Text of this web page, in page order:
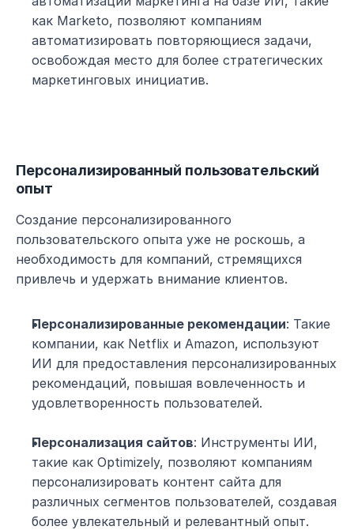
как Marketo, позволяют компаниям
автоматизировать повторяющиеся задачи,
освобождая место для более стратегических
маркетинговых инициатив.
Персонализированный пользовательский
опыт
Создание персонализированного
пользовательского опыта уже не роскошь, а
необходимость для компаний, стремящихся
привлечь и удержать внимание клиентов.
Персонализированные рекомендации: Такие
компании, как Netflix и Amazon, используют
ИИ для предоставления персонализированных
рекомендаций, повышая вовлеченность и
удовлетворенность пользователей.
Персонализация сайтов: Инструменты ИИ,
такие как Optimizely, позволяют компаниям
персонализировать контент сайта для
различных сегментов пользователей, создавая
более увлекательный и релевантный опыт.